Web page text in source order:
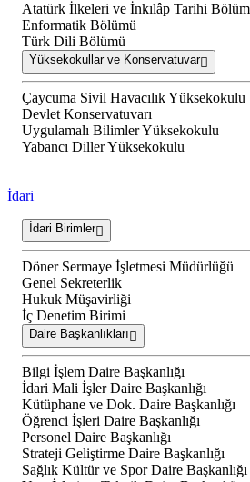
Atatürk İlkeleri ve İnkılâp Tarihi
Enformatik Bölümü
Türk Dili Bölümü
Yüksekokullar ve Konservatuvar
Çaycuma Sivil Havacılık Yüksekokulu
Devlet Konservatuvarı
Uygulamalı Bilimler Yüksekokulu
Yabancı Diller Yüksekokulu
İdari
İdari Birimler
Döner Sermaye İşletmesi Müdürlüğü
Genel Sekreterlik
Hukuk Müşavirliği
İç Denetim Birimi
Daire Başkanlıkları
Bilgi İşlem Daire Başkanlığı
İdari Mali İşler Daire Başkanlığı
Kütüphane ve Dok. Daire Başkanlığı
Öğrenci İşleri Daire Başkanlığı
Personel Daire Başkanlığı
Strateji Geliştirme Daire Başkanlığı
Sağlık Kültür ve Spor Daire Başkanlığı